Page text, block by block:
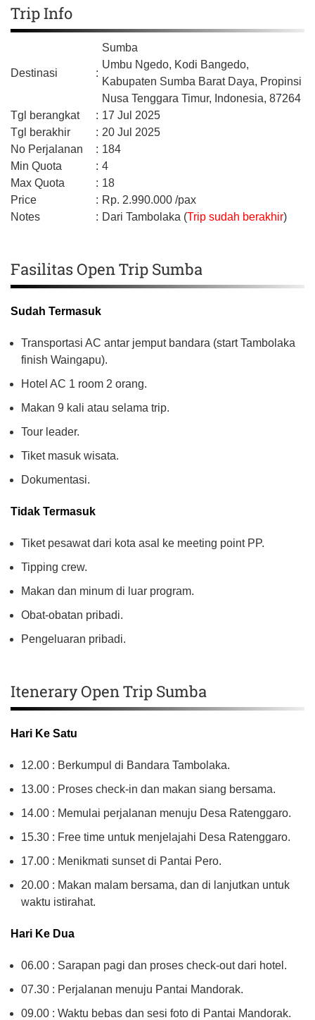
Trip Info
Destinasi :
Sumba
Umbu Ngedo, Kodi Bangedo,
Kabupaten Sumba Barat Daya, Propinsi
Nusa Tenggara Timur, Indonesia, 87264
Tgl berangkat
: 17 Jul 2025
Tgl berakhir
: 20 Jul 2025
No Perjalanan
: 184
Min Quota
: 4
Max Quota
: 18
Price
: Rp. 2.990.000 /pax
Notes
: Dari Tambolaka (Trip sudah berakhir)
Fasilitas Open Trip Sumba
Sudah Termasuk
Transportasi AC antar jemput bandara (start Tambolaka
finish Waingapu).
Hotel AC 1 room 2 orang.
Makan 9 kali atau selama trip.
Tour leader.
Tiket masuk wisata.
Dokumentasi.
Tidak Termasuk
Tiket pesawat dari kota asal ke meeting point PP.
Tipping crew.
Makan dan minum di luar program.
Obat-obatan pribadi.
Pengeluaran pribadi.
Itenerary Open Trip Sumba
Hari Ke Satu
12.00 : Berkumpul di Bandara Tambolaka.
13.00 : Proses check-in dan makan siang bersama.
14.00 : Memulai perjalanan menuju Desa Ratenggaro.
15.30 : Free time untuk menjelajahi Desa Ratenggaro.
17.00 : Menikmati sunset di Pantai Pero.
20.00 : Makan malam bersama, dan di lanjutkan untuk
waktu istirahat.
Hari Ke Dua
06.00 : Sarapan pagi dan proses check-out dari hotel.
07.30 : Perjalanan menuju Pantai Mandorak.
09.00 : Waktu bebas dan sesi foto di Pantai Mandorak.